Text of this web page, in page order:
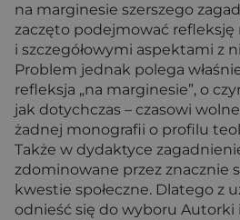
na marginesie szerszego
zaczęto podejmować
i szczegółowymi aspektami z
Problem jednak polega
refleksja „na marginesie”, o
jak dotychczas – czasowi
żadnej monografii o profilu
Także w dydaktyce
zdominowane przez znacznie
kwestie społeczne. Dlatego z
odnieść się do wyboru Autorki